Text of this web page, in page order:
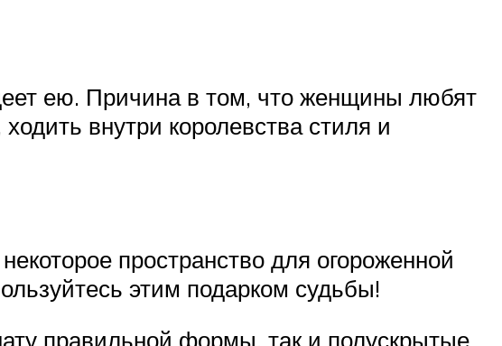
ею. Причина в том, что женщины любят
внутри королевства стиля и
пространство для огороженной
этим подарком судьбы!
правильной формы, так и полускрытые